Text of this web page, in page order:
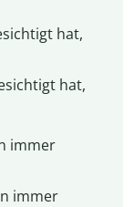
hat,
hat,
immer
immer